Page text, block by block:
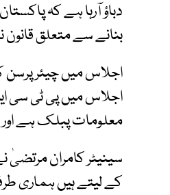
دباؤ آرہا ہے کہ
بنانے سے متعلق قانون
اجلاس میں چیئرپرسن
اجلاس میں پی ٹی سی
معلومات پبلک ہے
کے لیتے ہیں ہماری